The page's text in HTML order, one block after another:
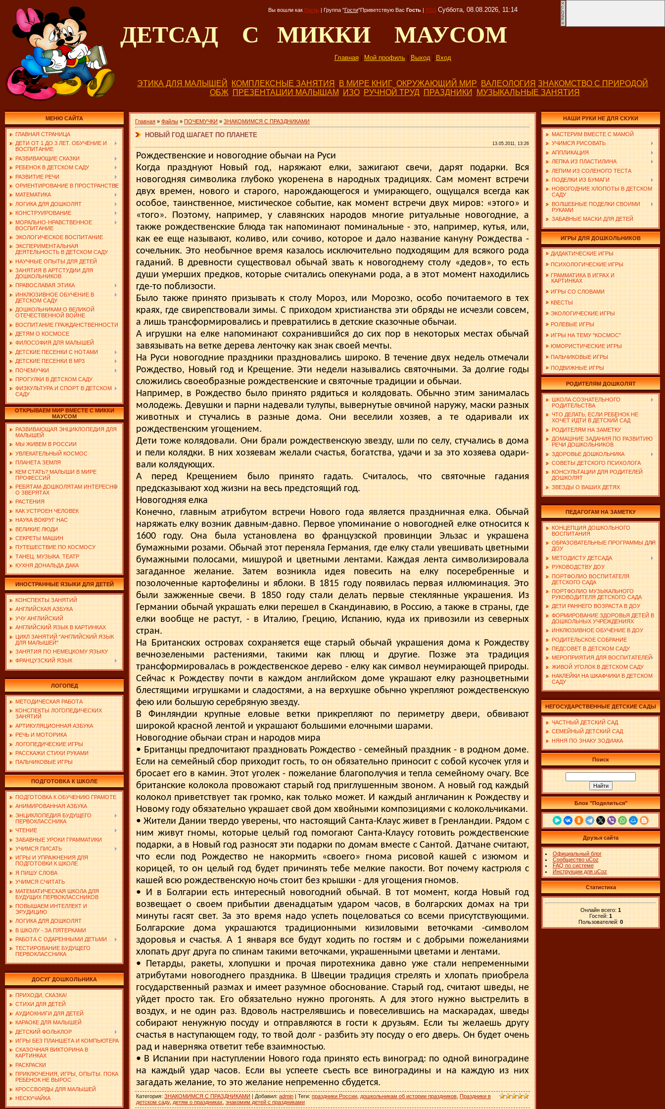
Вы вошли как Гость | Группа"Гости"Приветствую Вас Гость | RSS Суббота, 08.08.2026, 11:14
ДЕТСАД С МИККИ МАУСОМ
Главная| Мой профиль| Выход| Вход
ЭТИКА ДЛЯ МАЛЫШЕЙ КОМПЛЕКСНЫЕ ЗАНЯТИЯ В МИРЕ КНИГ ОКРУЖАЮЩИЙ МИР ВАЛЕОЛОГИЯ ЗНАКОМСТВО С ПРИРОДОЙ
ОБЖ
ПРЕЗЕНТАЦИИ МАЛЫШАМ ИЗО РУЧНОЙ ТРУД ПРАЗДНИКИ МУЗЫКАЛЬНЫЕ ЗАНЯТИЯ
МЕНЮ САЙТА
ГЛАВНАЯ СТРАНИЦА
ДЕТИ ОТ 1 ДО 3 ЛЕТ. ОБУЧЕНИЕ И
ВОСПИТАНИЕ
РАЗВИВАЮЩИЕ СКАЗКИ
РЕБЕНОК В ДЕТСКОМ САДУ
РАЗВИТИЕ РЕЧИ
ОРИЕНТИРОВАНИЕ В ПРОСТРАНСТВЕ
МАТЕМАТИКА
ЛОГИКА ДЛЯ ДОШКОЛЯТ
КОНСТРУИРОВАНИЕ
МОРАЛЬНО-НРАВСТВЕННОЕ
ВОСПИТАНИЕ
ЭКОЛОГИЧЕСКОЕ ВОСПИТАНИЕ
ЭКСПЕРИМЕНТАЛЬНАЯ
ДЕЯТЕЛЬНОСТЬ В ДЕТСКОМ САДУ
НАУЧНЫЕ ОПЫТЫ ДЛЯ ДЕТЕЙ
ЗАНЯТИЯ В АРТСТУДИИ ДЛЯ
ДОШКОЛЬНИКОВ
ПРАВОСЛАВАЯ ЭТИКА
ИНКЛЮЗИВНОЕ ОБУЧЕНИЕ В
ДЕТСКОМ САДУ
ДОШКОЛЬНИКАМ О ВЕЛИКОЙ
ОТЕЧЕСТВЕННОЙ ВОЙНЕ
ВОСПИТАНИЕ ГРАЖДАНСТВЕННОСТИ
ДЕТЯМ О КОСМОСЕ
ФИЛОСОФИЯ ДЛЯ МАЛЫШЕЙ
ДЕТСКИЕ ПЕСЕНКИ С НОТАМИ
ДЕТСКИЕ ПЕСЕНКИ В MP3
ПОЧЕМУЧКИ
ПРОГУЛКИ В ДЕТСКОМ САДУ
ФИЗКУЛЬТУРА И СПОРТ В ДЕТСКОМ
САДУ
ОТКРЫВАЕМ МИР ВМЕСТЕ С МИККИ
МАУСОМ
РАЗВИВАЮЩАЯ ЭНЦИКЛОПЕДИЯ ДЛЯ
МАЛЫШЕЙ
МЫ ЖИВЕМ В РОССИИ
УВЛЕКАТЕЛЬНЫЙ КОСМОС
ПЛАНЕТА ЗЕМЛЯ
КЕМ СТАТЬ? МАЛЫШИ В МИРЕ
ПРОФЕССИЙ
РЕБЯТАМ-ДОШКОЛЯТАМ ИНТЕРЕСНО
О ЗВЕРЯТАХ
РАСТЕНИЯ
КАК УСТРОЕН ЧЕЛОВЕК
НАУКА ВОКРУГ НАС
ВЕЛИКИЕ ЛЮДИ
СЕКРЕТЫ МАШИН
ПУТЕШЕСТВИЕ ПО КОСМОСУ
ТАНЕЦ. МУЗЫКА. ТЕАТР
КУХНЯ ДОНАЛЬДА ДАКА
ИНОСТРАННЫЕ ЯЗЫКИ ДЛЯ ДЕТЕЙ
КОНСПЕКТЫ ЗАНЯТИЙ
АНГЛИЙСКАЯ АЗБУКА
УЧУ АНГЛИЙСКИЙ
АНГЛИЙСКИЙ ЯЗЫК В КАРТИНКАХ
ЦИКЛ ЗАНЯТИЙ "АНГЛИЙСКИЙ ЯЗЫК
ДЛЯ МАЛЫШЕЙ"
ЗАНЯТИЯ ПО НЕМЕЦКОМУ ЯЗЫКУ
ФРАНЦУЗСКИЙ ЯЗЫК
ЛОГОПЕД
МЕТОДИЧЕСКАЯ РАБОТА
КОНСПЕКТЫ ЛОГОПЕДИЧЕСКИХ
ЗАНЯТИЙ
АРТИКУЛЯЦИОННАЯ АЗБУКА
РЕЧЬ И МОТОРИКА
ЛОГОПЕДИЧЕСКИЕ ИГРЫ
РАССКАЖИ СТИХИ РУКАМИ
ПАЛЬЧИКОВЫЕ ИГРЫ
ПОДГОТОВКА К ШКОЛЕ
ПОДГОТОВКА К ОБУЧЕНИЮ ГРАМОТЕ
АНИМИРОВАННАЯ АЗБУКА
ЭНЦИКЛОПЕДИЯ БУДУЩЕГО
ПЕРВОКЛАССНИКА
ЧТЕНИЕ
ЗАБАВНЫЕ УРОКИ ГРАММАТИКИ
УЧИМСЯ ПИСАТЬ
ИГРЫ И УПРАЖНЕНИЯ ДЛЯ
ПОДГОТОВКИ К ШКОЛЕ
Я ПИШУ СЛОВА
УЧИМСЯ СЧИТАТЬ
МАТЕМАТИЧЕСКАЯ ШКОЛА ДЛЯ
БУДУЩИХ ПЕРВОКЛАССНИКОВ
ПОВЫШАЕМ ИНТЕЛЛЕКТ И
ЭРУДИЦИЮ
ЛОГИКА ДЛЯ ДОШКОЛЯТ
В ШКОЛУ - ЗА ПЯТЕРКАМИ
РАБОТА С ОДАРЕННЫМИ ДЕТЬМИ
ТЕСТИРОВАНИЕ БУДУЩЕГО
ПЕРВОКЛАССНИКА
ДОСУГ ДОШКОЛЬНИКА
ПРИХОДИ, СКАЗКА!
СТИХИ ДЛЯ ДЕТЕЙ
АУДИОКНИГИ ДЛЯ ДЕТЕЙ
КАРАОКЕ ДЛЯ МАЛЫШЕЙ
ДЕТСКИЙ ФОЛЬКЛОР
ИГРЫ БЕЗ ПЛАНШЕТА И КОМПЬЮТЕРА
СКАЗОЧНАЯ ВИКТОРИНА В
КАРТИНКАХ
РАСКРАСКИ
ПРИКЛЮЧЕНИЯ, ИГРЫ, ОПЫТЫ. ПОКА
РЕБЕНОК НЕ ВЫРОС
КРОССВОРДЫ ДЛЯ МАЛЫШЕЙ
НЕСКУЧАЙКА
Главная » Файлы » ПОЧЕМУЧКИ » ЗНАКОМИМСЯ С ПРАЗДНИКАМИ
НОВЫЙ ГОД ШАГАЕТ ПО ПЛАНЕТЕ
13.05.2011, 13:26
Рождественские и новогодние обычаи на Руси
Когда празднуют Новый год, наряжают елки, зажигают свечи, дарят подарки. Вся
новогодняя символика глубоко уко­ренена в народных традициях. Сам момент встречи
двух вре­мен, нового и старого, нарождающегося и умирающего, ощу­щался всегда как
особое, таинственное, мистическое событие, как момент встречи двух миров: «этого» и
«того». Поэтому, например, у славянских народов многие ритуальные новогод­ние, а
также рождественские блюда так напоминают поми­нальные - это, например, кутья, или,
как ее еще называют, коливо, или сочиво, которое и дало название кануну Рождества -
сочельник. Это необычное время казалось исключительно подходящим для всякого рода
гаданий. В древности существо­вал обычай звать к новогоднему столу «дедов», то есть
души умерших предков, которые считались опекунами рода, а в этот момент находились
где-то поблизости.
Было также принято призывать к столу Мороз, или Морозко, особо почитаемого в тех
краях, где свирепствовали зи­мы. С приходом христианства эти обряды не исчезли совсем,
а лишь трансформировались и превратились в детские сказоч­ные обычаи.
А игрушки на елке напоминают сохранившийся до сих пор в некоторых местах обычай
завязывать на ветке дерева ленточку как знак своей мечты.
На Руси новогодние праздники праздновались широко. В те­чение двух недель отмечали
Рождество, Новый год и Крещение. Эти недели назывались святочными. За долгие годы
сложились своеобразные рождественские и святочные традиции и обычаи.
Например, в Рождество было принято рядиться и колядо­вать. Обычно этим занималась
молодежь. Девушки и парни надевали тулупы, вывернутые овчиной наружу, маски разных
животных и стучались в разные дома. Они веселили хозяев, а те одаривали их
рождественским угощением.
Дети тоже колядовали. Они брали рождественскую звез­ду, шли по селу, стучались в дома
и пели колядки. В них хозя­евам желали счастья, богатства, удачи и за это хозяева одари­
вали колядующих.
А перед Крещением было принято гадать. Считалось, что святочные гадания
предсказывают ход жизни на весь предсто­ящий год.
Новогодняя елка
Конечно, главным атрибутом встречи Нового года явля­ется праздничная елка. Обычай
наряжать елку возник дав­ным-давно. Первое упоминание о новогодней елке относится к
1600 году. Она была установлена во французской провинции Эльзас и украшена
бумажными розами. Обычай этот переня­ла Германия, где елку стали увешивать цветными
бумажными полосами, мишурой и цветными лентами. Каждая лента сим­волизировала
загаданное желание. Затем возникла идея пове­сить на елку посеребренные и
позолоченные картофелины и яблоки. В 1815 году появилась первая иллюминация. Это
бы­ли зажженные свечи. В 1850 году стали делать первые стеклян­ные украшения. Из
Германии обычай украшать елки перешел в Скандинавию, в Россию, а также в страны, где
елки вообще не растут, - в Италию, Грецию, Испанию, куда их привозили из северных
стран.
На Британских островах сохраняется еще старый обычай украшения дома к Рождеству
вечнозелеными растениями, та­кими как плющ и другие. Позже эта традиция
трансформиро­валась в рождественское дерево - елку как символ неумираю­щей природы.
Сейчас к Рождеству почти в каждом англий­ском доме украшают елку разноцветными
блестящими игруш­ками и сладостями, а на верхушке обычно укрепляют рожде­ственскую
фею или большую серебряную звезду.
В Финляндии крупные еловые ветки прикрепляют по пе­риметру двери, обвивают
широкой красной лентой и украша­ют большими елочными шарами.
Новогодние обычаи стран и народов мира
• Британцы предпочитают праздновать Рождество - семей­ный праздник - в родном доме.
Если на семейный сбор при­ходит гость, то он обязательно приносит с собой кусочек угля и
бросает его в камин. Этот уголек - пожелание благо­получия и тепла семейному очагу. Все
британские колоко­ла провожают старый год приглушенным звоном. А новый год каждый
колокол приветствует так громко, как только может. И каждый англичанин к Рождеству и
Новому году обязательно украшает свой дом хвойными композициями с колокольчиками.
• Жители Дании твердо уверены, что настоящий Санта-Клаус живет в Гренландии. Рядом с
ним живут гномы, ко­торые целый год помогают Санта-Клаусу готовить рож­дественские
подарки, а в Новый год разносят эти подар­ки по домам вместе с Сантой. Датчане считают,
что если под Рождество не накормить «своего» гнома рисовой ка­шей с изюмом и
корицей, то он целый год будет причи­нять тебе мелкие пакости. Вот почему кастрюля с
кашей всю рождественскую ночь стоит без крышки - для угоще­ния гномов.
• И в Болгарии есть интересный новогодний обычай. В тот момент, когда Новый год
возвещает о своем прибы­тии двенадцатым ударом часов, в болгарских домах на три
минуты гасят свет. За это время надо успеть поцело­ваться со всеми присутствующими.
Болгарские дома ук­рашаются традиционными кизиловыми веточками -символом
здоровья и счастья. А 1 января все будут хо­дить по гостям и с добрыми пожеланиями
хлопать друг друга по спинам такими веточками, украшенными цве­тами и лентами.
• Петарды, ракеты, хлопушки и прочая пиротехника давно уже стали непременными
атрибутами новогоднего празд­ника. В Швеции традиция стрелять и хлопать приобрела
государственный размах и имеет разумное обоснование. Старый год, считают шведы, не
уйдет просто так. Его обя­зательно нужно прогонять. А для этого нужно выстрелить в
воздух, и не один раз. Вдоволь настрелявшись и повесе­лившись на маскарадах, шведы
собирают ненужную посу­ду и отправляются в гости к друзьям. Если ты желаешь другу
счастья в наступающем году, то твой долг - разбить эту посуду о его дверь. Он будет очень
рад и наверняка от­ветит тебе взаимностью.
• В Испании при наступлении Нового года принято есть виноград: по одной виноградине
на каждый удар часов. Если вы успеете съесть все виноградины и на каждую из них
загадать желание, то это желание непременно сбу­дется.
Категория: ЗНАКОМИМСЯ С ПРАЗДНИКАМИ | Добавил: admin | Теги: праздники России дошкольникам об истории праздников Праздники в
детском саду, детям о праздниках знакомим детей с праздниками
НАШИ РУКИ НЕ ДЛЯ СКУКИ
МАСТЕРИМ ВМЕСТЕ С МАМОЙ
УЧИМСЯ РИСОВАТЬ
АППЛИКАЦИЯ
ЛЕПКА ИЗ ПЛАСТИЛИНА
ЛЕПИМ ИЗ СОЛЕНОГО ТЕСТА
ПОДЕЛКИ ИЗ БУМАГИ
НОВОГОДНИЕ ХЛОПОТЫ В ДЕТСКОМ
САДУ
ВОЛШЕБНЫЕ ПОДЕЛКИ СВОИМИ
РУКАМИ
ЗАБАВНЫЕ МАСКИ ДЛЯ ДЕТЕЙ
ИГРЫ ДЛЯ ДОШКОЛЬНИКОВ
ДИДАКТИЧЕСКИЕ ИГРЫ
ПСИХОЛОГИЧЕСКИЕ ИГРЫ
ГРАММАТИКА В ИГРАХ И
КАРТИНКАХ
ИГРЫ СО СЛОВАМИ
КВЕСТЫ
ЭКОЛОГИЧЕСКИЕ ИГРЫ
РОЛЕВЫЕ ИГРЫ
ИГРЫ НА ТЕМУ "КОСМОС"
ЮМОРИСТИЧЕСКИЕ ИГРЫ
ПАЛЬЧИКОВЫЕ ИГРЫ
ПОДВИЖНЫЕ ИГРЫ
РОДИТЕЛЯМ ДОШКОЛЯТ
ШКОЛА СОЗНАТЕЛЬНОГО
РОДИТЕЛЬСТВА
ЧТО ДЕЛАТЬ, ЕСЛИ РЕБЕНОК НЕ
ХОЧЕТ ИДТИ В ДЕТСКИЙ САД
РОДИТЕЛЯМ НА ЗАМЕТКУ
ДОМАШНИЕ ЗАДАНИЯ ПО РАЗВИТИЮ
РЕЧИ ДОШКОЛЬНИКОВ
ЗДОРОВЬЕ ДОШКОЛЬНИКА
СОВЕТЫ ДЕТСКОГО ПСИХОЛОГА
КОНСУЛЬТАЦИИ ДЛЯ РОДИТЕЛЕЙ
ДОШКОЛЯТ
ЗВЕЗДЫ О ВАШИХ ДЕТЯХ
ПЕДАГОГАМ НА ЗАМЕТКУ
КОНЦЕПЦИЯ ДОШКОЛЬНОГО
ВОСПИТАНИЯ
ОБРАЗОВАТЕЛЬНЫЕ ПРОГРАММЫ ДЛЯ
ДОУ
МЕТОДИСТУ ДЕТСАДА
РУКОВОДСТВУ ДОУ
ПОРТФОЛИО ВОСПИТАТЕЛЯ
ДЕТСКОГО САДА
ПОРТФОЛИО МУЗЫКАЛЬНОГО
РУКОВОДИТЕЛЯ ДЕТСКОГО САДА
ДЕТИ РАННЕГО ВОЗРАСТА В ДОУ
ФОРМИРОВАНИЕ ЗДОРОВЬЯ ДЕТЕЙ В
ДОШКОЛЬНЫХ УЧРЕЖДЕНИЯХ
ИНКЛЮЗИВНОЕ ОБУЧЕНИЕ В ДОУ
РОДИТЕЛЬСКОЕ СОБРАНИЕ
ПЕДСОВЕТ В ДЕТСКОМ САДУ
МЕРОПРИЯТИЯ ДЛЯ ВОСПИТАТЕЛЕЙ
ЖИВОЙ УГОЛОК В ДЕТСКОМ САДУ
НАКЛЕЙКИ НА ШКАФЧИКИ В ДЕТСКОМ
САДУ
НЕГОСУДАРСТВЕННЫЕ ДЕТСКИЕ САДЫ
ЧАСТНЫЙ ДЕТСКИЙ САД
СЕМЕЙНЫЙ ДЕТСКИЙ САД
НЯНЯ ПО ЗНАКУ ЗОДИАКА
Поиск
Блок "Поделиться"
Друзья сайта
Официальный блог
Сообщество uCoz
FAQ по системе
Инструкции для uCoz
Статистика
Онлайн всего: 1
Гостей: 1
Пользователей: 0